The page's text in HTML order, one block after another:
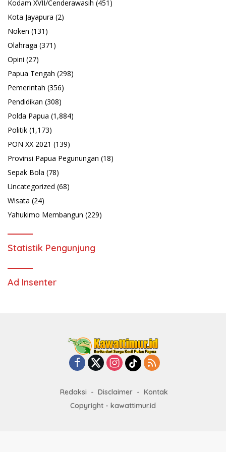
Kodam XVII/Cenderawasih (451)
Kota Jayapura (2)
Noken (131)
Olahraga (371)
Opini (27)
Papua Tengah (298)
Pemerintah (356)
Pendidikan (308)
Polda Papua (1,884)
Politik (1,173)
PON XX 2021 (139)
Provinsi Papua Pegunungan (18)
Sepak Bola (78)
Uncategorized (68)
Wisata (24)
Yahukimo Membangun (229)
Statistik Pengunjung
Ad Insenter
Redaksi Disclaimer
Kontak
Copyright - kawattimur.id